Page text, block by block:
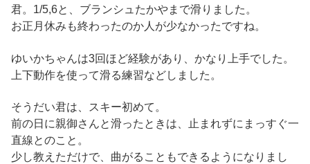
君。1/5,6と、ブランシュたかやまで滑りました。
お正月休みも終わったのか人が少なかったですね。
ゆいかちゃんは3回ほど経験があり、かなり上手でした。
上下動作を使って滑る練習などしました。
そうだい君は、スキー初めて。
前の日に親御さんと滑ったときは、止まれずにまっすぐ一
直線とのこと。
少し教えただけで、曲がることもできるようになりまし